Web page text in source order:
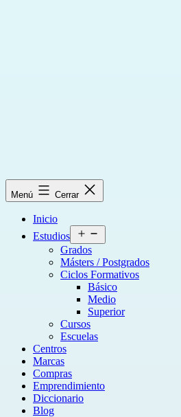
Menú Cerrar
Inicio
Estudios
el
Grados
Másters / Postgrados
Ciclos Formativos
Básico
Medio
Superior
Cursos
Escuelas
Centros
Marcas
Compras
Emprendimiento
Diccionario
Blog